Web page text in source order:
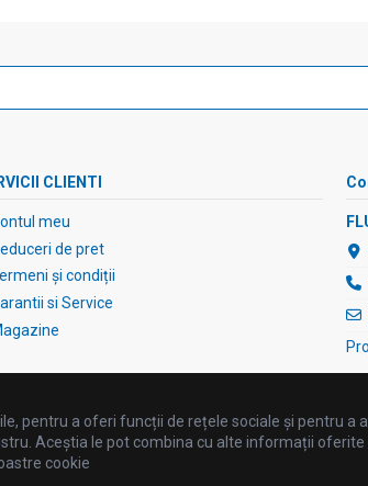
CLIENTI
meu
de pret
și condiții
si Service
pentru a oferi funcții de rețele sociale și pentru
Aceștia le pot combina cu alte informații
cookie